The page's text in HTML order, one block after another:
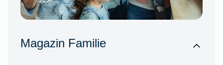
Magazin Familie